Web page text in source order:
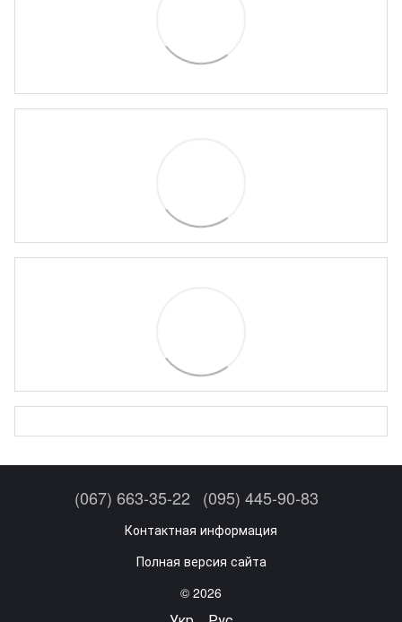
(067) 663-35-22 (095) 445-90-83
Контактная информация
Полная версия сайта
© 2026